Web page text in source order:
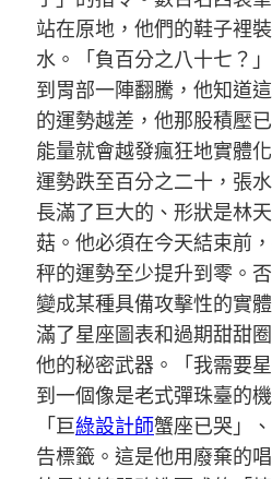
站在原地，他們的鞋子裡
水。「負百分之八十七？
到胃部一陣翻騰，他知道
的運勢越差，他那股積壓
能量就會越發瘋狂地實體
運勢跌至百分之二十，張
長滿了巨大的、形狀是林
菇。他必須在今天結束前
秤的運勢至少提升到零。
變成某種具備攻擊性的實
滿了星座圖表和過期甜甜
他的秘密武器。「我需要
到一個像是老式彈珠臺的
「巨綠設計師蟹座已哭」
告標籤。這是他用廢棄的